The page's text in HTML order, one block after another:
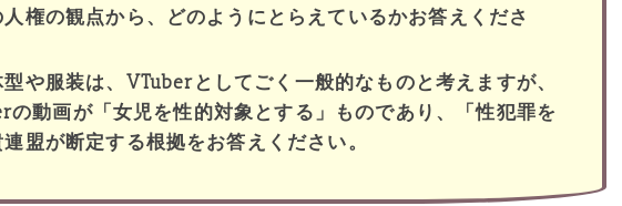
権の観点から、どのようにとらえているかお答えくださ
や服装は、VTuberとしてごく一般的なものと考えますが、
の動画が「女児を性的対象とする」ものであり、「性犯罪を
盟が断定する根拠をお答えください。